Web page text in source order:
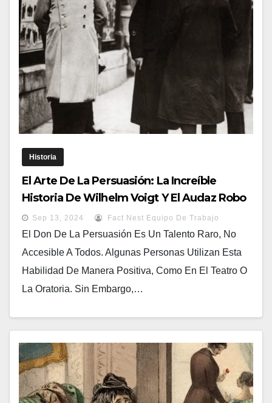
Historia
El Arte De La Persuasión: La Increíble
Historia De Wilhelm Voigt Y El Audaz Robo
De 4000 Marcos
Sep 13, 2024 Fact Nest Equipo De Trabajo
El Don De La Persuasión Es Un Talento Raro, No
Accesible A Todos. Algunas Personas Utilizan Esta
Habilidad De Manera Positiva, Como En El Teatro O
La Oratoria. Sin Embargo,…